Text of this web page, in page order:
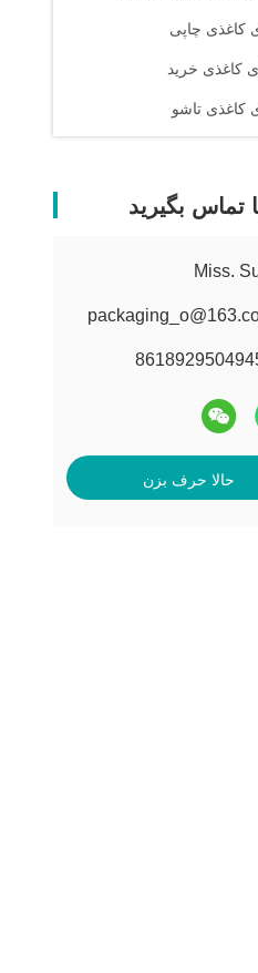
کاغذی چاپی
کاغذی خرید
کاغذی تاشو
تماس بگیرید
Miss.
حالا حرف بزن